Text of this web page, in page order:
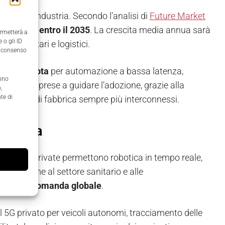
a
o gli ID
di
dell’industria. Secondo l’analisi di Future Market
miliardi entro il 2035. La crescita media annua sarà
sanitari e logistici.
reti pilota per automazione a bassa latenza,
imprese a guidare l’adozione, grazie alla
di fabbrica sempre più interconnessi.
Le reti private permettono robotica in tempo reale,
Insieme al settore sanitario e alle
della domanda globale.
5G privato per veicoli autonomi, tracciamento delle